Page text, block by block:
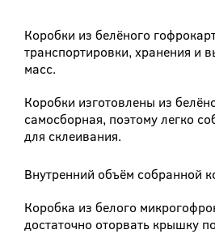
Коробки из белёного
транспортировки, хранения и
масс.
Коробки изготовлены из
самосборная, поэтому легко
для склеивания.
Внутренний объём собранной
Коробка из белого
достаточно оторвать крышку